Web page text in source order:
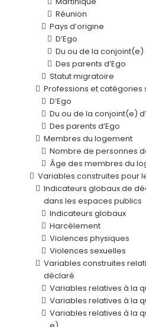
Réunion
Pays d’origine
D’Ego
Du ou de la conjoint(e)
Des parents d’Ego
Statut migratoire
Professions et
D’Ego
Du ou de la conjoint(e)
Des parents d’Ego
Membres du logement
Nombre de personnes
Âge des membres du
Variables construites pour
Indicateurs globaux de
dans les espaces publics
Indicateurs globaux
Harcèlement
Violences physiques
Violences sexuelles
Variables construites
déclaré
Variables relatives à la
Variables relatives à la
Variables relatives à la